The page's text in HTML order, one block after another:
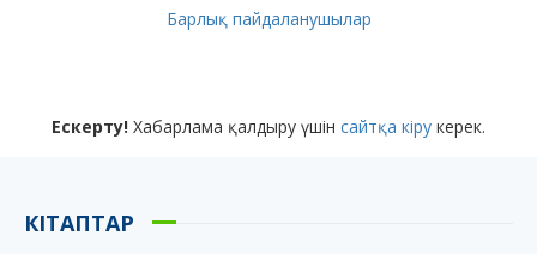
Барлық пайдаланушылар
Ескерту! Хабарлама қалдыру үшін сайтқа кіру керек.
КІТАПТАР